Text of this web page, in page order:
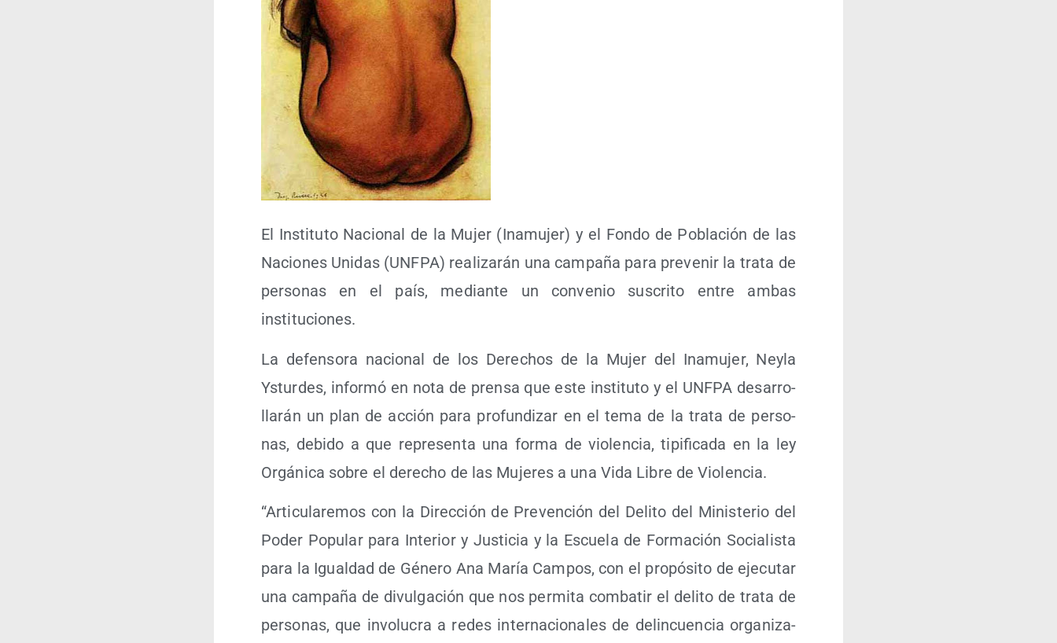
El Ins­ti­tu­to Nacio­nal de la Mujer (Inamu­jer) y el Fon­do de Pobla­ción de las
Nacio­nes Uni­das (UNFPA) rea­li­za­rán una cam­pa­ña para pre­ve­nir la tra­ta de
per­so­nas en el país, median­te un con­ve­nio sus­cri­to entre ambas
instituciones.
La defen­so­ra nacio­nal de los Dere­chos de la Mujer del Inamu­jer, Ney­la
Ystur­des, infor­mó en nota de pren­sa que este ins­ti­tu­to y el UNFPA desa­rro­
lla­rán un plan de acción para pro­fun­di­zar en el tema de la tra­ta de per­so­
nas, debi­do a que repre­sen­ta una for­ma de vio­len­cia, tipi­fi­ca­da en la ley
Orgá­ni­ca sobre el dere­cho de las Muje­res a una Vida Libre de Violencia.
“Arti­cu­la­re­mos con la Direc­ción de Pre­ven­ción del Deli­to del Minis­te­rio del
Poder Popu­lar para Inte­rior y Jus­ti­cia y la Escue­la de For­ma­ción Socia­lis­ta
para la Igual­dad de Géne­ro Ana María Cam­pos, con el pro­pó­si­to de eje­cu­tar
una cam­pa­ña de divul­ga­ción que nos per­mi­ta com­ba­tir el deli­to de tra­ta de
per­so­nas, que invo­lu­cra a redes inter­na­cio­na­les de delin­cuen­cia orga­ni­za­